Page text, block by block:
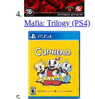
Mafia: Trilogy (PS4)